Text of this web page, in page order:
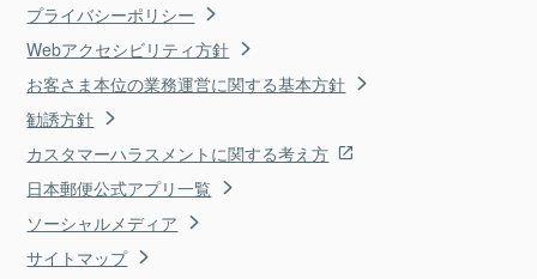
プライバシーポリシー
Webアクセシビリティ方針
お客さま本位の業務運営に関する基本方針
勧誘方針
カスタマーハラスメントに関する考え方
日本郵便公式アプリ一覧
ソーシャルメディア
サイトマップ